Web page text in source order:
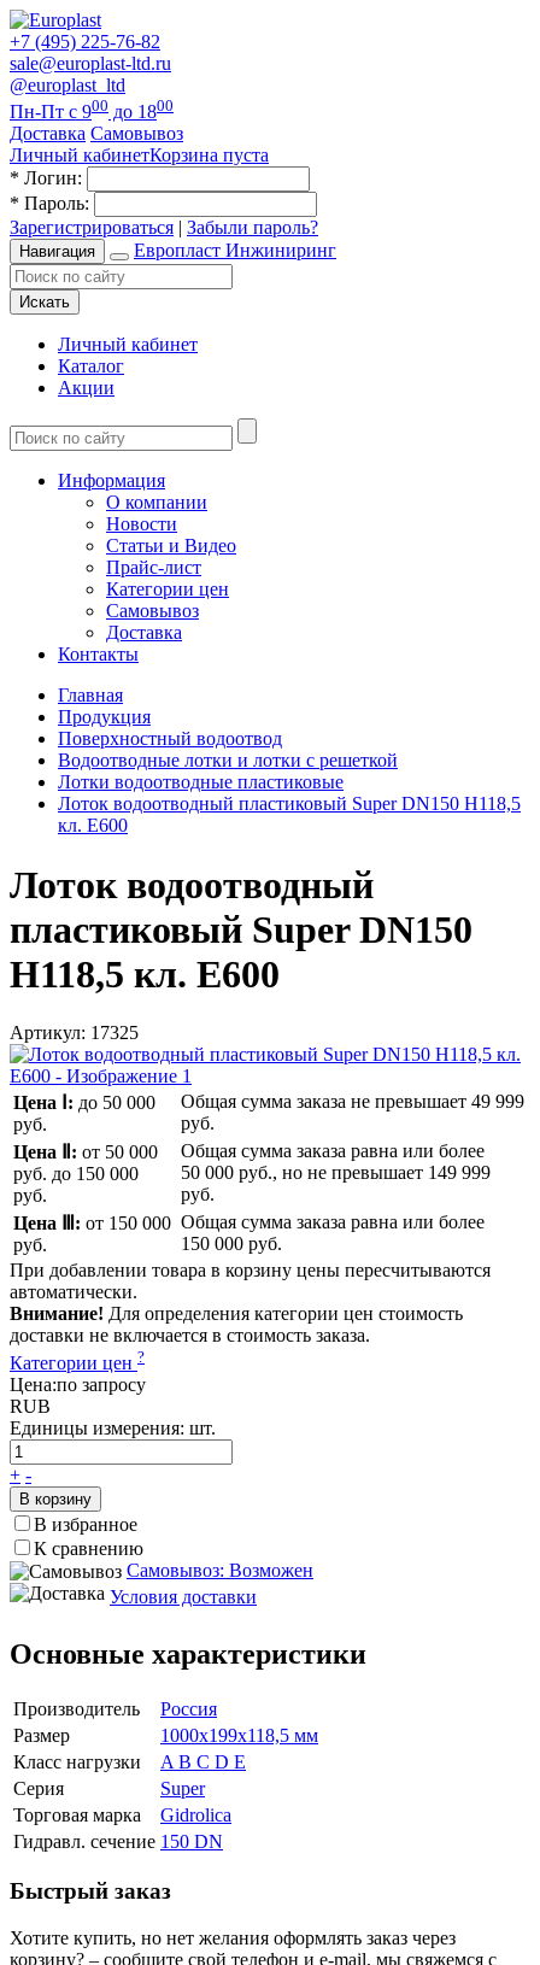
+7 (495) 225-76-82
sale@europlast-ltd.ru
@europlast_ltd
Пн-Пт с 900 до 1800
Доставка Самовывоз
Личный кабинетКорзина пуста
* Логин:
* Пароль:
Зарегистрироваться | Забыли пароль?
Навигация Европласт Инжиниринг
Искать
Личный кабинет
Каталог
Акции
Информация
О компании
Новости
Статьи и Видео
Прайс-лист
Категории цен
Самовывоз
Доставка
Контакты
Главная
Продукция
Поверхностный водоотвод
Водоотводные лотки и лотки с решеткой
Лотки водоотводные пластиковые
Лоток водоотводный пластиковый Super DN150 H118,5
кл. Е600
Лоток водоотводный
пластиковый Super DN150
H118,5 кл. Е600
Артикул: 17325
Цена Ⅰ: до 50 000
руб.
Общая сумма заказа не превышает 49 999
руб.
Цена Ⅱ: от 50 000
руб. до 150 000
руб.
Общая сумма заказа равна или более
50 000 руб., но не превышает 149 999
руб.
Цена Ⅲ: от 150 000
руб.
Общая сумма заказа равна или более
150 000 руб.
При добавлении товара в корзину цены пересчитываются
автоматически.
Внимание! Для определения категории цен стоимость
доставки не включается в стоимость заказа.
Категории цен ?
Цена:по запросу
RUB
Единицы измерения: шт.
+ -
В корзину
В избранное
К сравнению
Самовывоз: Возможен
Условия доставки
Основные характеристики
Производитель
Россия
Размер
1000x199x118,5 мм
Класс нагрузки
A B C D E
Серия
Super
Торговая марка
Gidrolica
Гидравл. сечение 150 DN
Быстрый заказ
Хотите купить, но нет желания оформлять заказ через
корзину? – сообщите свой телефон и e-mail, мы свяжемся с